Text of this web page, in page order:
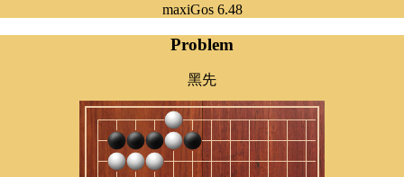
maxiGos 6.48
Problem
黑先